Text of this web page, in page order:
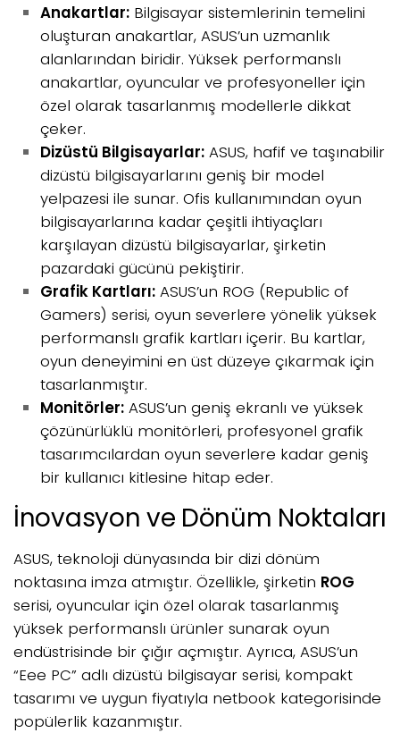
Anakartlar: Bilgisayar sistemlerinin temelini
oluşturan anakartlar, ASUS’un uzmanlık
alanlarından biridir. Yüksek performanslı
anakartlar, oyuncular ve profesyoneller için
özel olarak tasarlanmış modellerle dikkat
çeker.
Dizüstü Bilgisayarlar: ASUS, hafif ve taşınabilir
dizüstü bilgisayarlarını geniş bir model
yelpazesi ile sunar. Ofis kullanımından oyun
bilgisayarlarına kadar çeşitli ihtiyaçları
karşılayan dizüstü bilgisayarlar, şirketin
pazardaki gücünü pekiştirir.
Grafik Kartları: ASUS’un ROG (Republic of
Gamers) serisi, oyun severlere yönelik yüksek
performanslı grafik kartları içerir. Bu kartlar,
oyun deneyimini en üst düzeye çıkarmak için
tasarlanmıştır.
Monitörler: ASUS’un geniş ekranlı ve yüksek
çözünürlüklü monitörleri, profesyonel grafik
tasarımcılardan oyun severlere kadar geniş
bir kullanıcı kitlesine hitap eder.
İnovasyon ve Dönüm Noktaları
ASUS, teknoloji dünyasında bir dizi dönüm
noktasına imza atmıştır. Özellikle, şirketin ROG
serisi, oyuncular için özel olarak tasarlanmış
yüksek performanslı ürünler sunarak oyun
endüstrisinde bir çığır açmıştır. Ayrıca, ASUS’un
“Eee PC” adlı dizüstü bilgisayar serisi, kompakt
tasarımı ve uygun fiyatıyla netbook kategorisinde
popülerlik kazanmıştır.